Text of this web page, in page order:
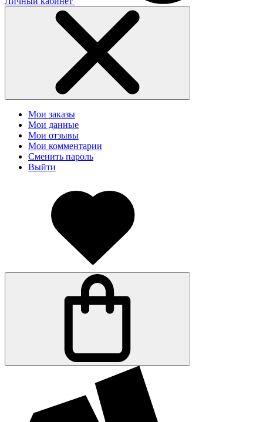
Мои заказы
Мои данные
Мои отзывы
Мои комментарии
Сменить пароль
Выйти